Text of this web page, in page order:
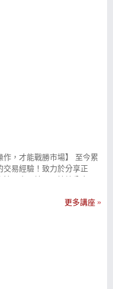
作，才能戰勝市場】 至今累
易經驗！致力於分享正
法、交易技巧，持續分享具
等商品提供持續性的資訊，
更多講座